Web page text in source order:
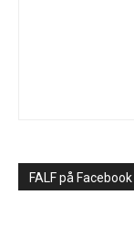
FALF på Facebook